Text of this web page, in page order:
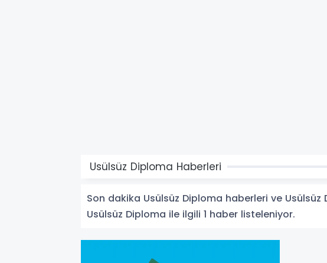
Usülsüz Diploma Haberleri
Son dakika Usülsüz Diploma haberleri ve
Usülsüz Diploma ile ilgili 1 haber listeleniyor.